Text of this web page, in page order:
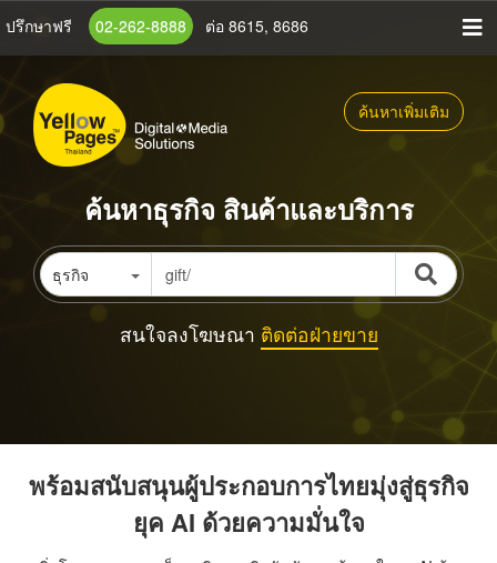
ข้าม
เนื้อหา
หลัก
ปรึกษาฟรี 02-262-8888 ต่อ 8615, 8686
ค้นหาเพิ่มเติม
ค้นหาธุรกิจ สินค้าและบริการ
ธุรกิจ
สนใจลงโฆษณา ติดต่อฝ่ายขาย
พร้อมสนับสนุนผู้ประกอบการไทยมุ่งสู่ธุรกิจ
ยุค AI ด้วยความมั่นใจ